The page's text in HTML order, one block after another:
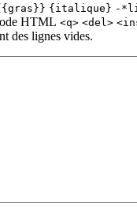
{italique} -
HTML <q> <del>
des lignes vides.